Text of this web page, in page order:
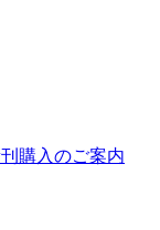
購入のご案内